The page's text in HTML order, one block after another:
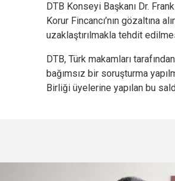
DTB Konseyi Başkanı Dr.
Korur Fincancı’nın gözaltına
uzaklaştırılmakla tehdit
DTB, Türk makamları
bağımsız bir soruşturma
Birliği üyelerine yapılan bu